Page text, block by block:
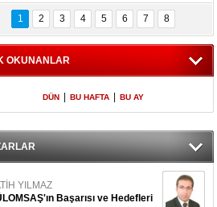
İstanbul
Adaları
600 milletvekilinin
listesi
1 2 3 4 5 6 7 8
OKUNANLAR
DÜN BU HAFTA BU AY
YILMAZ
Başarısı ve Hedefleri